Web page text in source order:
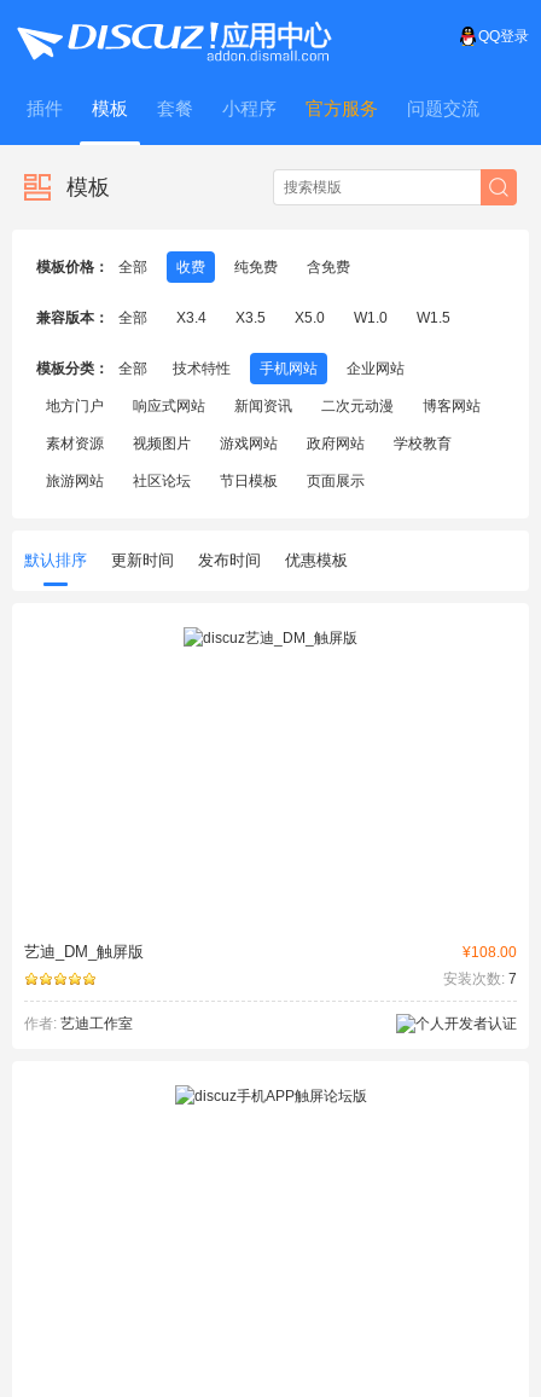
QQ登录
插件 模板 套餐 小程序 官方服务 问题交流
WitFrame
模板
模板价格： 全部 收费 纯免费 含免费
兼容版本： 全部 X3.4 X3.5 X5.0 W1.0 W1.5
模板分类： 全部 技术特性 手机网站 企业网站
地方门户 响应式网站 新闻资讯 二次元动漫 博客网站
素材资源 视频图片 游戏网站 政府网站 学校教育
旅游网站 社区论坛 节日模板 页面展示
默认排序 更新时间 发布时间 优惠模板
¥108.00
艺迪_DM_触屏版
安装次数: 7
作者: 艺迪工作室